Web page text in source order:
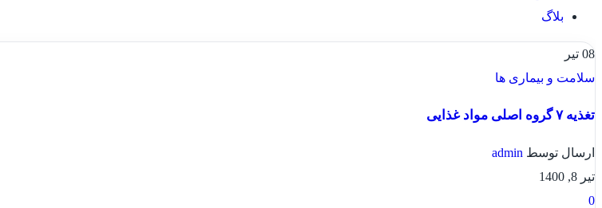
بلاگ
08 تیر
سلامت و بیماری ها
تغذیه ۷ گروه اصلی مواد غذایی
ارسال توسط admin
تیر 8, 1400
0